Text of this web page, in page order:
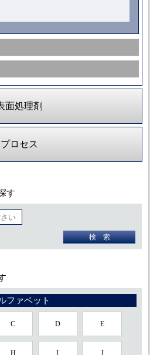
面処理剤
プロセス
す
ファベット
C D E
H I J